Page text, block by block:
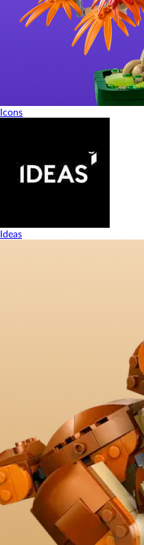
Icons
Ideas